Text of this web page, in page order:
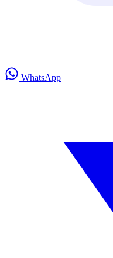
WhatsApp